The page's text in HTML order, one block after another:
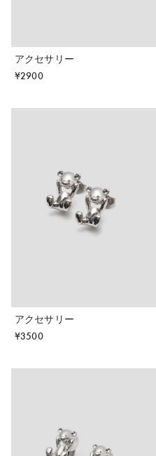
アクセサリー
¥2900
アクセサリー
¥3500